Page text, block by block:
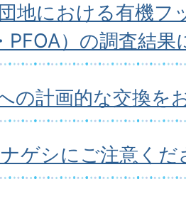
地における有機フ
PFOA）の調査結
の計画的な交換を
ゲシにご注意くだ